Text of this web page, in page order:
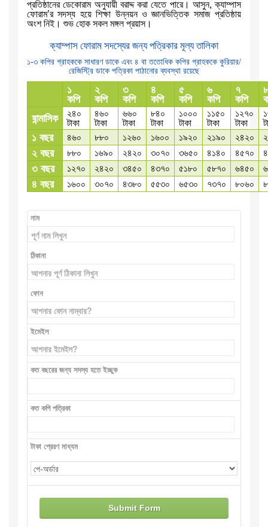
প্রতিষ্ঠানের ডেকোরাম অনুযায়ী বরাদ্দ করা যেতে পারে। আসুন, ক্যাম্পাস
ফোরাম’র সদস্য হয়ে শিক্ষা উন্নয়ন ও জ্ঞানভিত্তিক সমাজ প্রতিষ্ঠায়
অংশ নিই। শুভ হোক সকল মঙ্গল প্রয়াস।
ক্যাম্পাস ফোরাম সদস্যের জন্য পত্রিকার মূল্য তালিকা
১-৩ কপির গ্রাহককে সাধারণ ডাকে এবং ৪ বা ততোধিক কপির গ্রাহককে কুরিয়ার/
রেজিস্ট্রি ডাকে পত্রিকা পাঠানোর ব্যবস্থা রয়েছে
১
কপি
২
কপি
৩
কপি
৪
কপি
৫
কপি
৬
কপি
৭
কপি
৮
ষান্মাসিক
২৪০
টাকা
৪৬০
টাকা
৬৬০
টাকা
৮৪০
টাকা
১০০০
টাকা
১১৫০
টাকা
১২৭০
টাকা
১ বছর ৪৬০ ৮৮০ ১২৬০ ১৬০০ ১৯২০ ২১৯০ ২৪২০
২ বছর ৮৮০ ১৬৯০ ২৪২০ ৩০৭০ ৩৬৫০ ৪১৪০ ৪৫৭০
৩ বছর ১২৭০ ২৪২০ ৩৪৫০ ৪৩৭০ ৫১৮০ ৫৮৭০ ৬৪৫০
৪ বছর ১৬০০ ৩০৭০ ৪৩৮০ ৫৫৩০ ৬৫৩০ ৭৩৭০ ৮০৬০
নাম
ঠিকানা
ফোন
ইমেইল
কত বছরের জন্য সদস্য হতে ইচ্ছুক
কত কপি পত্রিকা
টাকা প্রেরণ মাধ্যম
Submit Form